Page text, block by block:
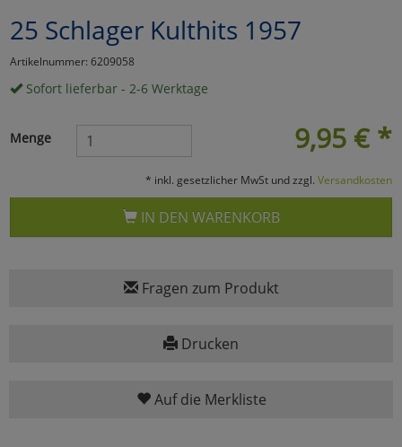
25 Schlager Kulthits 1957
Artikelnummer: 6209058
Sofort lieferbar - 2-6 Werktage
9,95 € *
Menge
* inkl. gesetzlicher MwSt und zzgl. Versandkosten
IN DEN WARENKORB
Fragen zum Produkt
Drucken
Auf die Merkliste
Marketing
Umfragetools
Cookies
Einstellungen speichern
zu Haupptseite